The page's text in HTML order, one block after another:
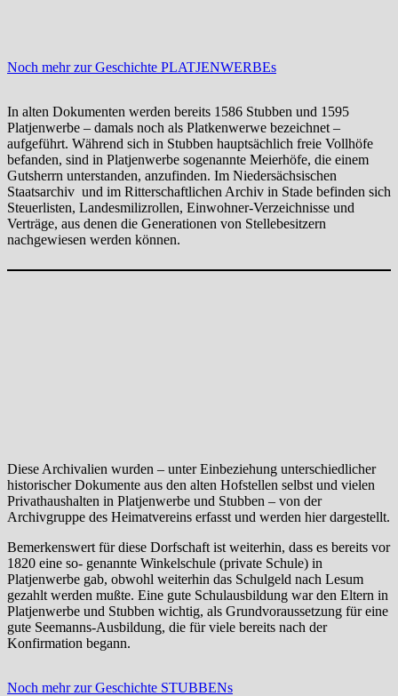
Noch mehr zur Geschichte PLATJENWERBEs
In alten Dokumenten werden bereits 1586 Stubben und 1595
Platjenwerbe – damals noch als Platkenwerwe bezeichnet –
aufgeführt. Während sich in Stubben hauptsächlich freie Vollhöfe
befanden, sind in Platjenwerbe sogenannte Meierhöfe, die einem
Gutsherrn unterstanden, anzufinden. Im Niedersächsischen
Staatsarchiv und im Ritterschaftlichen Archiv in Stade befinden sich
Steuerlisten, Landesmilizrollen, Einwohner-Verzeichnisse und
Verträge, aus denen die Generationen von Stellebesitzern
nachgewiesen werden können.
Diese Archivalien wurden – unter Einbeziehung unterschiedlicher
historischer Dokumente aus den alten Hofstellen selbst und vielen
Privathaushalten in Platjenwerbe und Stubben – von der
Archivgruppe des Heimatvereins erfasst und werden hier dargestellt.
Bemerkenswert für diese Dorfschaft ist weiterhin, dass es bereits vor
1820 eine so- genannte Winkelschule (private Schule) in
Platjenwerbe gab, obwohl weiterhin das Schulgeld nach Lesum
gezahlt werden mußte. Eine gute Schulausbildung war den Eltern in
Platjenwerbe und Stubben wichtig, als Grundvoraussetzung für eine
gute Seemanns-Ausbildung, die für viele bereits nach der
Konfirmation begann.
Noch mehr zur Geschichte STUBBENs